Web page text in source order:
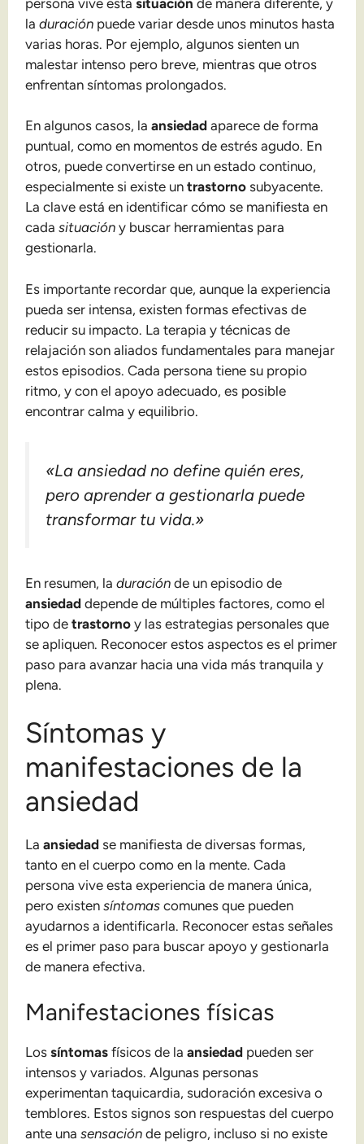
laduración puede variar desde unos minutos hasta
varias horas. Por ejemplo, algunos sienten un
malestar intenso pero breve, mientras que otros
enfrentan síntomas prolongados.
En algunos casos, laansiedad aparece de forma
puntual, como en momentos de estrés agudo. En
otros, puede convertirse en un estado continuo,
especialmente si existe untrastorno subyacente.
La clave está en identificar cómo se manifiesta en
cadasituación y buscar herramientas para
gestionarla.
Es importante recordar que, aunque la experiencia
pueda ser intensa, existen formas efectivas de
reducir su impacto. La terapia y técnicas de
relajación son aliados fundamentales para manejar
estos episodios. Cada persona tiene su propio
ritmo, y con el apoyo adecuado, es posible
encontrar calma y equilibrio.
«La ansiedad no define quién eres,
pero aprender a gestionarla puede
transformar tu vida.»
En resumen, laduración de un episodio de
ansiedad depende de múltiples factores, como el
tipo detrastorno y las estrategias personales que
se apliquen. Reconocer estos aspectos es el primer
paso para avanzar hacia una vida más tranquila y
plena.
Síntomas y
manifestaciones de la
ansiedad
Laansiedad se manifiesta de diversas formas,
tanto en el cuerpo como en la mente. Cada
persona vive esta experiencia de manera única,
pero existensíntomas comunes que pueden
ayudarnos a identificarla. Reconocer estas señales
es el primer paso para buscar apoyo y gestionarla
de manera efectiva.
Manifestaciones físicas
Lossíntomas físicos de laansiedad pueden ser
intensos y variados. Algunas personas
experimentan taquicardia, sudoración excesiva o
temblores. Estos signos son respuestas del cuerpo
ante unasensación de peligro, incluso si no existe